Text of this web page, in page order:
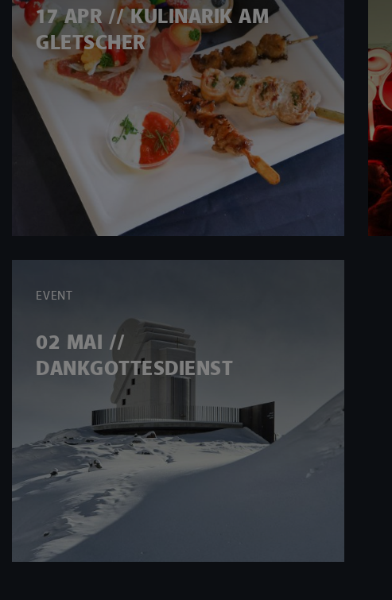
17 APR // KULINARIK AM
GLETSCHER
EVENT
02 MAI //
DANKGOTTESDIENST